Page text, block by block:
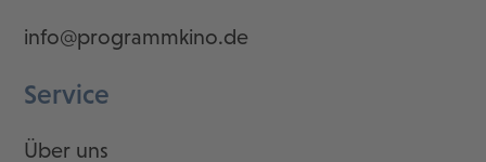
info@programmkino.de
Service
Über uns